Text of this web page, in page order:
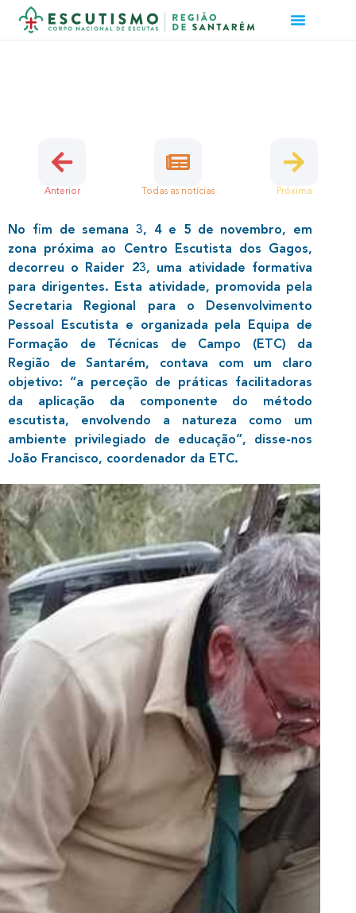
Anterior Todas as notícias Próxima
No fim de semana 3, 4 e 5 de novembro, em
zona próxima ao Centro Escutista dos Gagos,
decorreu o Raider 23, uma atividade formativa
para dirigentes. Esta atividade, promovida pela
Secretaria Regional para o Desenvolvimento
Pessoal Escutista e organizada pela Equipa de
Formação de Técnicas de Campo (ETC) da
Região de Santarém, contava com um claro
objetivo: “a perceção de práticas facilitadoras
da aplicação da componente do método
escutista, envolvendo a natureza como um
ambiente privilegiado de educação”, disse-nos
João Francisco, coordenador da ETC.